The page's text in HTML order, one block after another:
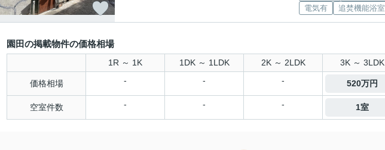
電気有
追焚機能浴室
園田の掲載物件の価格相場
1R ～ 1K 1DK ～ 1LDK 2K ～ 2LDK 3K ～ 3LDK
価格相場 - - - 520万円
空室件数 - - - 1室